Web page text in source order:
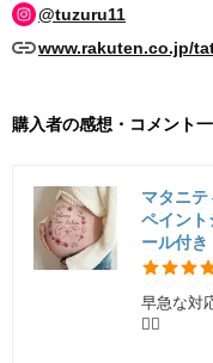
@tuzuru11
www.rakuten.co.jp/
購入者の感想・コメント
マタニ
ペイン
ール付き
早急な対
🙇‍♀️